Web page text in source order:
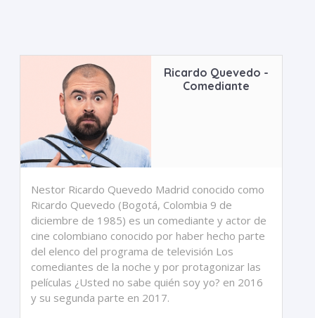
Ricardo Quevedo -
Comediante
Nestor Ricardo Quevedo Madrid conocido como
Ricardo Quevedo (Bogotá, Colombia 9 de
diciembre de 1985) es un comediante y actor de
cine colombiano conocido por haber hecho parte
del elenco del programa de televisión Los
comediantes de la noche y por protagonizar las
películas ¿Usted no sabe quién soy yo? en 2016
y su segunda parte en 2017.